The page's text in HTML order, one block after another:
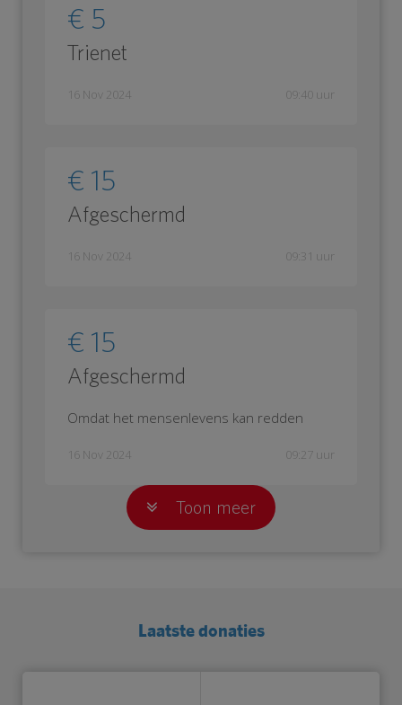
€ 5
Trienet
16 Nov 2024 09:40 uur
€ 15
Afgeschermd
16 Nov 2024 09:31 uur
€ 15
Afgeschermd
Omdat het mensenlevens kan redden
16 Nov 2024 09:27 uur
Toon meer
Laatste donaties